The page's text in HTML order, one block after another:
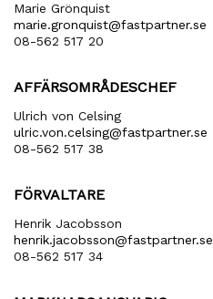
Marie Grönquist
marie​.gronquist​@fastpartner​.se
08-562 517 20
AFFÄRSOMRÅDESCHEF
Ulrich von Celsing
ulric​.von​.celsing​@fastpartner​.se
08-562 517 38
FÖRVALTARE
Henrik Jacobsson
henrik​.jacobsson​@fastpartner​.se
08-562 517 34